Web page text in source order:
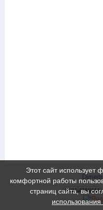
Этот сайт использует
комфортной работы
страниц сайта, вы